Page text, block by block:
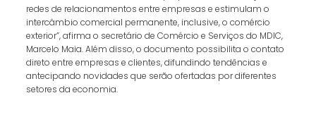
redes de relacionamentos entre empresas e estimulam o
intercâmbio comercial permanente, inclusive, o comércio
exterior”, afirma o secretário de Comércio e Serviços do MDIC,
Marcelo Maia. Além disso, o documento possibilita o contato
direto entre empresas e clientes, difundindo tendências e
antecipando novidades que serão ofertadas por diferentes
setores da economia.